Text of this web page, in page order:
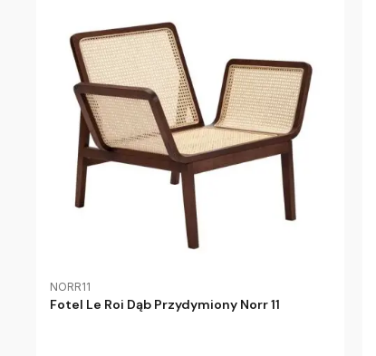
NORR11
Fotel Le Roi Dąb Przydymiony Norr 11